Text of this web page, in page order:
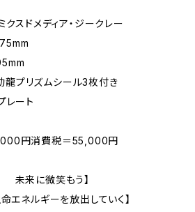
クスドメディア・ジークレー
プリズムシール3枚付き
レート
円消費税＝55,000円
来に微笑もう】
エネルギーを放出していく】